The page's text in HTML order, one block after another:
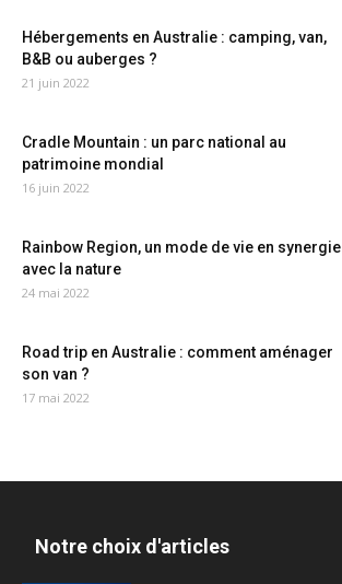
Hébergements en Australie : camping, van,
B&B ou auberges ?
21 juin 2022
Cradle Mountain : un parc national au
patrimoine mondial
16 juin 2022
Rainbow Region, un mode de vie en synergie
avec la nature
24 mai 2022
Road trip en Australie : comment aménager
son van ?
17 mai 2022
Notre choix d'articles